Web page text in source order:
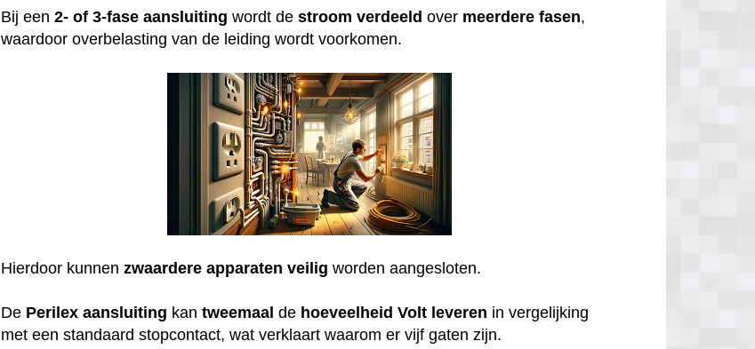
Bij een2- of 3-fase aansluiting wordt destroom verdeeld over meerdere fasen,
waardoor overbelasting van de leiding wordt voorkomen.
Hierdoor kunnenzwaardere apparaten veilig worden aangesloten.
De Perilex aansluiting kantweemaal de hoeveelheid Volt leveren in vergelijking
met een standaard stopcontact, wat verklaart waarom er vijf gaten zijn.